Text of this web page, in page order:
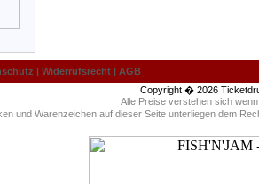
| Widerrufsrecht | AGB
Copyright � 2026
Alle Preise verstehen sich
und Warenzeichen auf dieser Seite unterliegen dem